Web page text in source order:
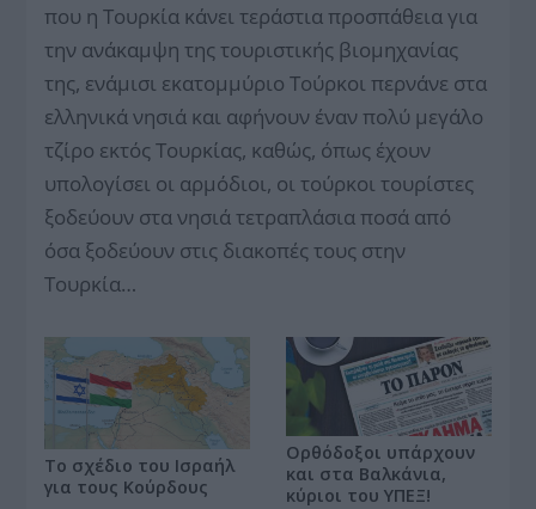
που η Τουρκία κάνει τεράστια προσπάθεια για
την ανάκαμψη της τουριστικής βιομηχανίας
της, ενάμισι εκατομμύριο Τούρκοι περνάνε στα
ελληνικά νησιά και αφήνουν έναν πολύ μεγάλο
τζίρο εκτός Τουρκίας, καθώς, όπως έχουν
υπολογίσει οι αρμόδιοι, οι τούρκοι τουρίστες
ξοδεύουν στα νησιά τετραπλάσια ποσά από
όσα ξοδεύουν στις διακοπές τους στην
Τουρκία…
Το σχέδιο του Ισραήλ
για τους Κούρδους
Ορθόδοξοι υπάρχουν
και στα Βαλκάνια,
κύριοι του ΥΠΕΞ!